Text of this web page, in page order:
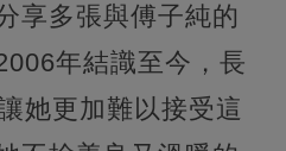
享多張與傅子純的
年結識至今，長
她更加難以接受這